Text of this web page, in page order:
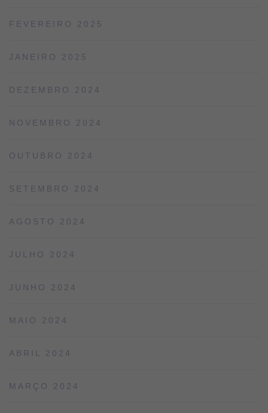
FEVEREIRO 2025
JANEIRO 2025
DEZEMBRO 2024
NOVEMBRO 2024
OUTUBRO 2024
SETEMBRO 2024
AGOSTO 2024
JULHO 2024
JUNHO 2024
MAIO 2024
ABRIL 2024
MARÇO 2024